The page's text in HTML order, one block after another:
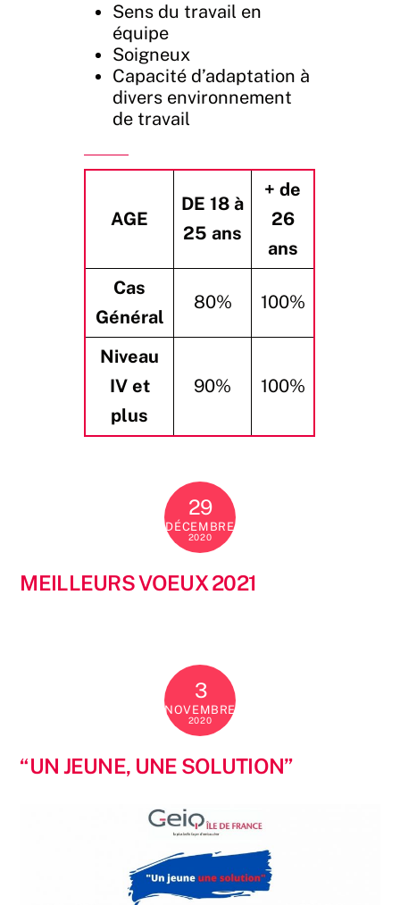
Sens du travail en
équipe
Soigneux
Capacité d’adaptation à
divers environnement
de travail
AGE
DE 18 à
25 ans
+ de
26
ans
Cas
Général
80% 100%
Niveau
IV et
plus
90% 100%
29
DÉCEMBRE
2020
MEILLEURS VOEUX 2021
3
NOVEMBRE
2020
“UN JEUNE, UNE SOLUTION”